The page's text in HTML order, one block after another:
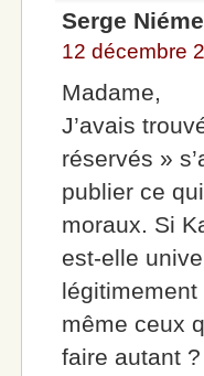
Serge
12 décembre
Madame,
J’avais
réservés »
publier ce
moraux. Si
est-elle
légitimement
même ceux
faire autant